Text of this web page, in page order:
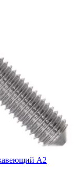
А2